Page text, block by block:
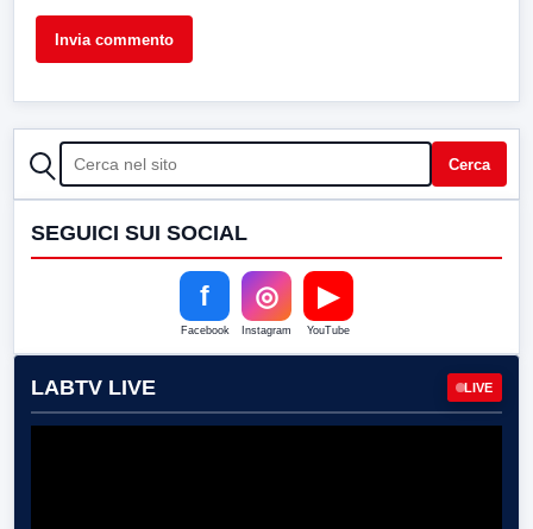
CERCA Cerca
SEGUICI SUI SOCIAL
f
Facebook
◎
Instagram
▶
YouTube
LABTV LIVE LIVE